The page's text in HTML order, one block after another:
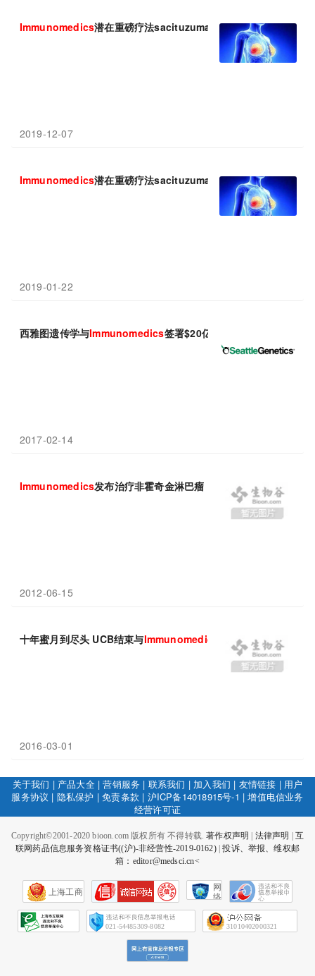
Immunomedics潜在重磅疗法sacituzumab govitecan再次提交
2019-12-07
Immunomedics潜在重磅疗法sacituzumab govitecan遭美国
2019-01-22
西雅图遗传学与Immunomedics签署$20亿协议，开发抗体药物
2017-02-14
Immunomedics发布治疗非霍奇金淋巴瘤（NHL）结合疗法I期临
2012-06-15
十年蜜月到尽头 UCB结束与Immunomedics 研究Epratuzumab
2016-03-01
关于我们 | 产品大全|营销服务 | 联系我们 | 加入我们 | 友情链接 | 用户
服务协议 | 隐私保护 |免责条款 | 沪ICP备14018915号-1 |增值电信业务
经营许可证
Copyright©2001-2020 bioon.com 版权所有 不得转载.著作权声明 法律声明
互
联网药品信息服务资格证书((沪)-非经营性-2019-0162)|投诉、举报、维权邮
箱：editor@medsci.cn<
上海工商
网
络
会
征
021-54485309-8082 31010402000321